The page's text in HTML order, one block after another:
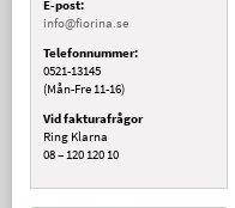
E-post:
info@fiorina.se
Telefonnummer:
0521-13145
(Mån-Fre 11-16)
Vid fakturafrågor
Ring Klarna
08 – 120 120 10